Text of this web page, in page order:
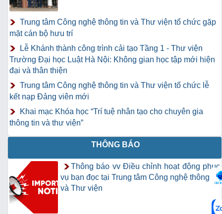
Trung tâm Công nghệ thông tin và Thư viện tổ chức gặp
mặt cán bộ hưu trí
Lễ Khánh thành công trình cải tạo Tầng 1 - Thư viện
Trường Đại học Luật Hà Nội: Không gian học tập mới hiện
đại và thân thiện
Trung tâm Công nghệ thông tin và Thư viện tổ chức lễ
kết nạp Đảng viên mới
Khai mạc Khóa học “Trí tuệ nhân tạo cho chuyên gia
thông tin và thư viện”
THÔNG BÁO
Thông báo vv Điều chỉnh hoạt động phục
vụ bạn đọc tại Trung tâm Công nghệ thông tin
và Thư viện